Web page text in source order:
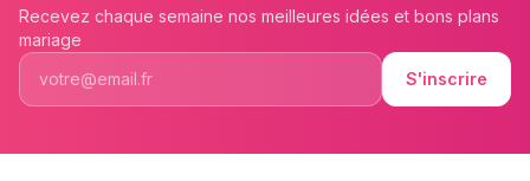
Recevez chaque semaine nos meilleures idées et bons plans
mariage
S'inscrire